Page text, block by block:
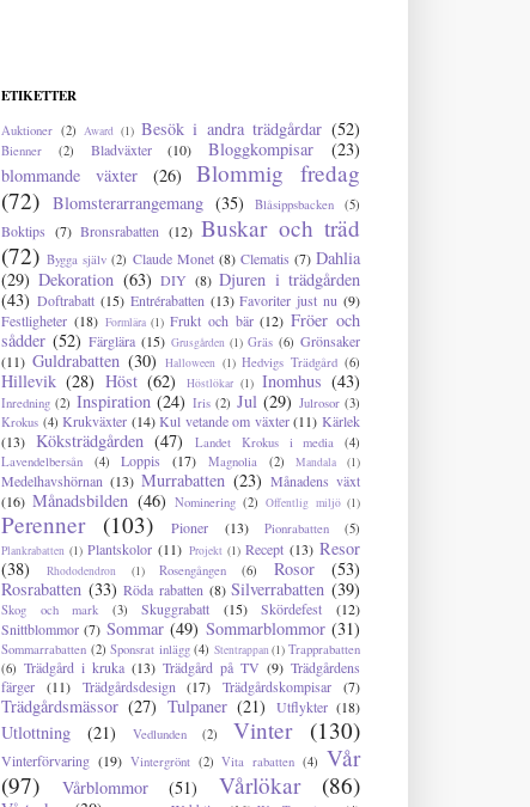
ETIKETTER
Auktioner (2) Award (1) Besök i andra trädgårdar (52)
Bienner (2) Bladväxter (10) Bloggkompisar
(23)
blommande växter
(26)
Blommig fredag
(72) Blomsterarrangemang (35) Blåsippsbacken (5)
Boktips (7) Bronsrabatten (12) Buskar och träd
(72) Bygga själv (2) Claude Monet (8) Clematis (7) Dahlia
(29) Dekoration (63) DIY (8) Djuren i trädgården
(43) Doftrabatt (15) Entrérabatten (13) Favoriter just nu (9)
Festligheter (18) Formlära (1) Frukt och bär (12) Fröer och
sådder (52) Färglära (15) Grusgården (1) Gräs (6) Grönsaker
(11) Guldrabatten (30) Halloween (1) Hedvigs Trädgård (6)
Hillevik (28) Höst (62) Höstlökar (1) Inomhus (43)
Inredning (2) Inspiration (24) Iris (2) Jul (29) Julrosor (3)
Krokus (4) Krukväxter (14) Kul vetande om växter (11) Kärlek
(13) Köksträdgården (47) Landet Krokus i media
(4)
Lavendelbersån
(4) Loppis (17) Magnolia (2) Mandala (1)
Medelhavshörnan (13) Murrabatten (23) Månadens växt
(16) Månadsbilden (46) Nominering (2) Offentlig miljö (1)
Perenner (103) Pioner (13) Pionrabatten (5)
Plankrabatten (1) Plantskolor (11) Projekt (1) Recept (13) Resor
(38)
Rhododendron (1) Rosengången (6) Rosor
(53)
Rosrabatten (33) Röda rabatten (8) Silverrabatten (39)
Skog och mark (3) Skuggrabatt (15) Skördefest
(12)
Snittblommor (7) Sommar (49) Sommarblommor (31)
Sommarrabatten (2) Sponsrat inlägg (4) Stentrappan(1) Trapprabatten
(6) Trädgård i kruka (13) Trädgård på TV (9) Trädgårdens
färger
(11) Trädgårdsdesign (17) Trädgårdskompisar (7)
Trädgårdsmässor (27) Tulpaner (21) Utflykter (18)
Utlottning (21) Vedlunden (2) Vinter (130)
Vinterförvaring (19) Vintergrönt (2) Vita rabatten (4) Vår
(97)
Vårblommor (51) Vårlökar (86)